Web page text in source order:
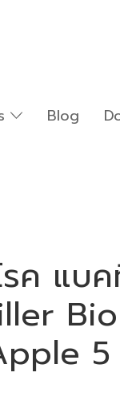
Blog
แบค
Bio